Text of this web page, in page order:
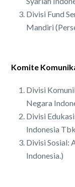
Divisi Fund
Mandiri
Komite
Divisi
Negara
Divisi
Indonesia
Divisi Sosial:
Indonesia.)